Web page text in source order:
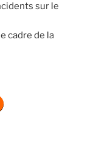
sur le
cadre de la